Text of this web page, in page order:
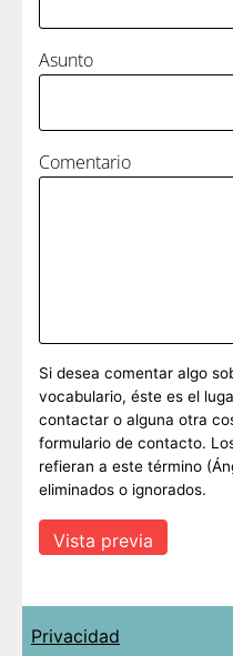
Asunto
Comentario
Si desea comentar algo
vocabulario, éste es el
contactar o alguna otra
formulario de contacto.
refieran a este término
eliminados o ignorados.
Privacidad